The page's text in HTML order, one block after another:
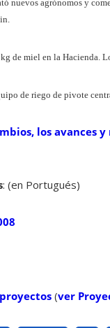
nuevos agrónomos y
de miel en la Hacienda.
de riego de pivote
los avances
: (en Portugués)
(ver